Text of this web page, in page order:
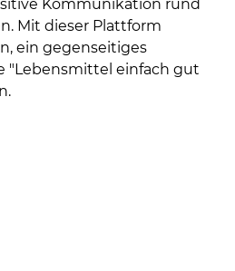
Kommunikation rund
Mit dieser Plattform
ein gegenseitiges
"Lebensmittel einfach gut